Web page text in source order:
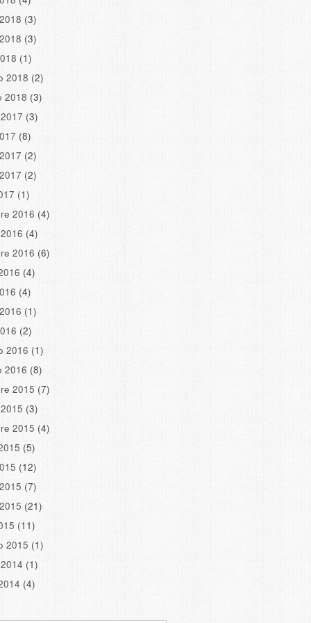
(3)
(3)
(1)
2018 (2)
2018 (3)
(3)
(8)
(2)
(2)
(1)
2016 (4)
(4)
2016 (6)
(4)
(4)
(1)
(2)
2016 (1)
2016 (8)
2015 (7)
(3)
2015 (4)
(5)
(12)
(7)
(21)
(11)
2015 (1)
(1)
(4)